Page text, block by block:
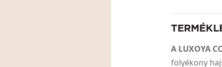
A LUXOYA
folyékony